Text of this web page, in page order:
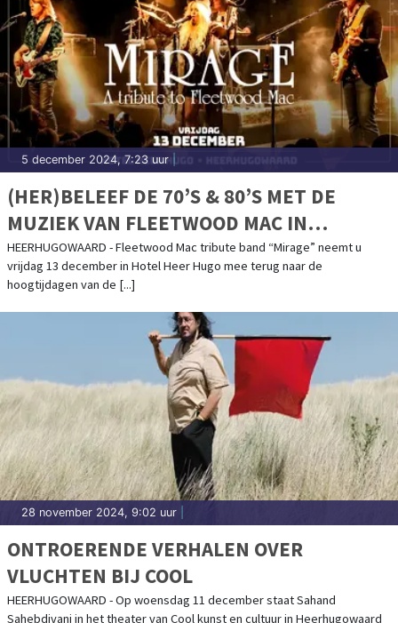
5 december 2024, 7:23 uur|
(HER)BELEEF DE 70’S & 80’S MET DE
MUZIEK VAN FLEETWOOD MAC IN
HEERHUGOWAARD!
HEERHUGOWAARD - Fleetwood Mac tribute band “Mirage” neemt u
vrijdag 13 december in Hotel Heer Hugo mee terug naar de
hoogtijdagen van de [...]
28 november 2024, 9:02 uur
ONTROERENDE VERHALEN OVER
VLUCHTEN BIJ COOL
HEERHUGOWAARD - Op woensdag 11 december staat Sahand
Sahebdivani in het theater van Cool kunst en cultuur in Heerhugowaard